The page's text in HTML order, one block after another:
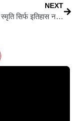
NEXT
“शहीदों की स्मृति सिर्फ इतिहास नहीं, हमारी चेतना का स्तंभ है” — मुख्यमंत्री नीतीश कुमार